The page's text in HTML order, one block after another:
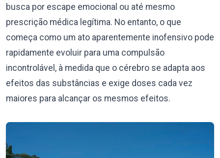
busca por escape emocional ou até mesmo
prescrição médica legítima. No entanto, o que
começa como um ato aparentemente inofensivo pode
rapidamente evoluir para uma compulsão
incontrolável, à medida que o cérebro se adapta aos
efeitos das substâncias e exige doses cada vez
maiores para alcançar os mesmos efeitos.